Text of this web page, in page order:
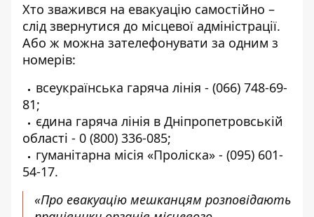
Хто зважився на евакуацію самостійно –
слід звернутися до місцевої адміністрації.
Або ж можна зателефонувати за одним з
номерів:
всеукраїнська гаряча лінія - (066) 748-69-
81;
єдина гаряча лінія в Дніпропетровській
області - 0 (800) 336-085;
гуманітарна місія «Проліска» - (095) 601-
54-17.
«Про евакуацію мешканцям розповідають